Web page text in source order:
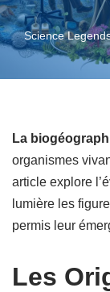
Science
La
organismes
article explore
lumière les
permis leur
Les